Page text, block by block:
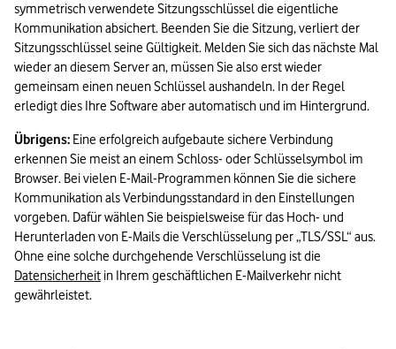
symmetrisch verwendete Sitzungsschlüssel die eigentliche
Kommunikation absichert. Beenden Sie die Sitzung, verliert der
Sitzungsschlüssel seine Gültigkeit. Melden Sie sich das nächste Mal
wieder an diesem Server an, müssen Sie also erst wieder
gemeinsam einen neuen Schlüssel aushandeln. In der Regel
erledigt dies Ihre Software aber automatisch und im Hintergrund.
Übrigens: Eine erfolgreich aufgebaute sichere Verbindung
erkennen Sie meist an einem Schloss- oder Schlüsselsymbol im
Browser. Bei vielen E-Mail-Programmen können Sie die sichere
Kommunikation als Verbindungsstandard in den Einstellungen
vorgeben. Dafür wählen Sie beispielsweise für das Hoch- und
Herunterladen von E-Mails die Verschlüsselung per „TLS/SSL“ aus.
Datensicherheit in Ihrem geschäftlichen E-Mailverkehr nicht
gewährleistet.